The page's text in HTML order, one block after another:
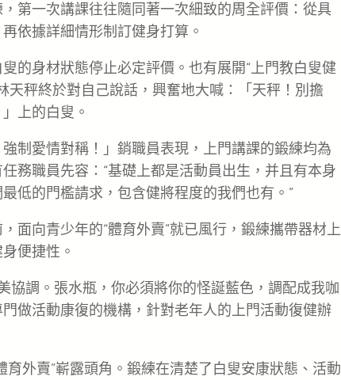
第一次講課往往隨同著一次細致的周全評價：從具
依據詳細情形制訂健身打算。
的身材狀態停止必定評價。也有展開“上門教白叟健
天秤終於對自己說話，興奮地大喊：「天秤！別擔
上的白叟。
制愛情對稱！」銷職員表現，上門講課的鍛練均為
務職員先容：“基礎上都是活動員出生，并且有本身
低的門檻請求，包含健將程度的我們也有。”
面向青少年的“體育外賣”就已風行，鍛練攜帶器材上
便捷性。
協調。張水瓶，你必須將你的怪誕藍色，調配成我咖
做活動康復的機構，針對老年人的上門活動復健辦
外賣”嶄露頭角。鍛練在清楚了白叟安康狀態、活動